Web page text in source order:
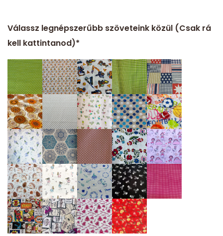
Válassz legnépszerűbb szöveteink közül (Csak rá
kell kattintanod)*